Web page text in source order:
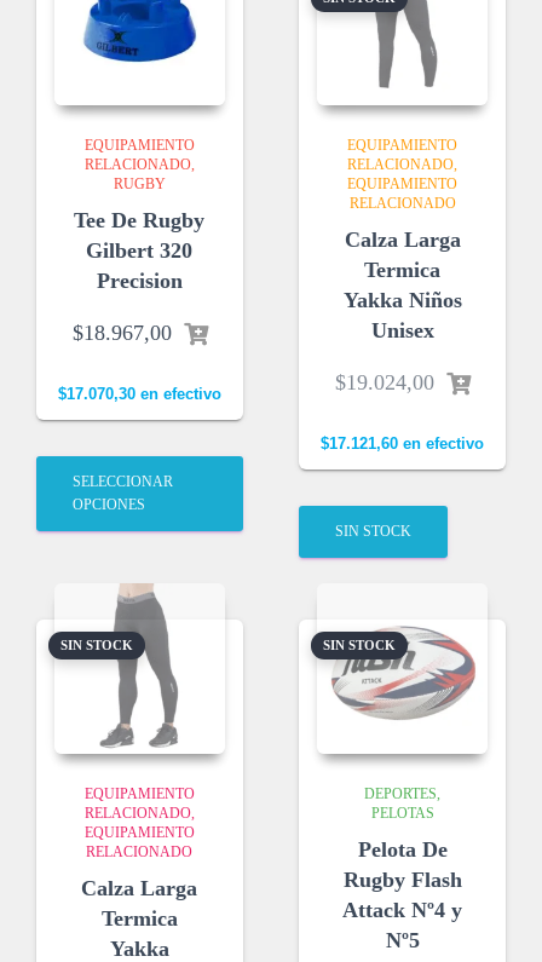
EQUIPAMIENTO
RELACIONADO
RUGBY
Tee De Rugby
Gilbert 320
Precision
$18.967,00
$17.070,30en efectivo
SELECCIONAR
OPCIONES
EQUIPAMIENTO
RELACIONADO
EQUIPAMIENTO
RELACIONADO
Calza Larga
Termica
Yakka Niños
Unisex
$19.024,00
$17.121,60 en efectivo
SIN STOCK
SIN STOCK
EQUIPAMIENTO
RELACIONADO
EQUIPAMIENTO
RELACIONADO
Calza Larga
Termica
Yakka
SIN STOCK
DEPORTES
PELOTAS
Pelota De
Rugby Flash
Attack Nº4 y
Nº5